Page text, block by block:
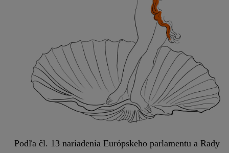
Podľa čl. 13 nariadenia Európskeho parlamentu a Rady